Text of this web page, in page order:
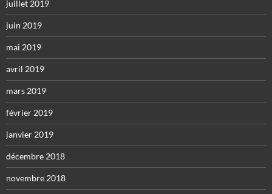
juillet 2019
juin 2019
mai 2019
avril 2019
mars 2019
février 2019
janvier 2019
décembre 2018
novembre 2018